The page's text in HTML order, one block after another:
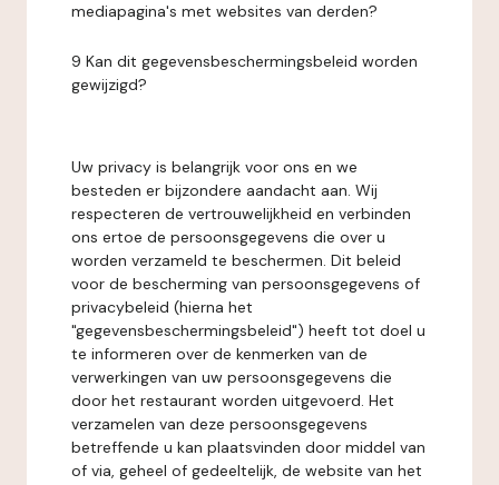
mediapagina's met websites van derden?
9 Kan dit gegevensbeschermingsbeleid worden
gewijzigd?
Uw privacy is belangrijk voor ons en we
besteden er bijzondere aandacht aan. Wij
respecteren de vertrouwelijkheid en verbinden
ons ertoe de persoonsgegevens die over u
worden verzameld te beschermen. Dit beleid
voor de bescherming van persoonsgegevens of
privacybeleid (hierna het
"gegevensbeschermingsbeleid") heeft tot doel u
te informeren over de kenmerken van de
verwerkingen van uw persoonsgegevens die
door het restaurant worden uitgevoerd. Het
verzamelen van deze persoonsgegevens
betreffende u kan plaatsvinden door middel van
of via, geheel of gedeeltelijk, de website van het